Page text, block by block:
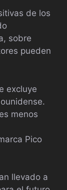
de los
sobre
pueden
excluye
menos
Pico
llevado a